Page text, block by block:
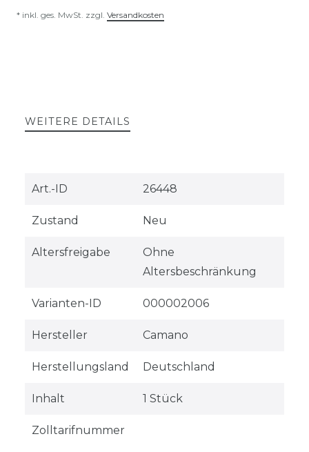
* inkl. ges. MwSt. zzgl. Versandkosten
WEITERE DETAILS
Technisches
Wert
Art.-ID 26448
Zustand Neu
Altersfreigabe
Ohne
Altersbeschränkung
Varianten-ID 000002006
Hersteller Camano
Herstellungsland Deutschland
Inhalt 1 Stück
Zolltarifnummer